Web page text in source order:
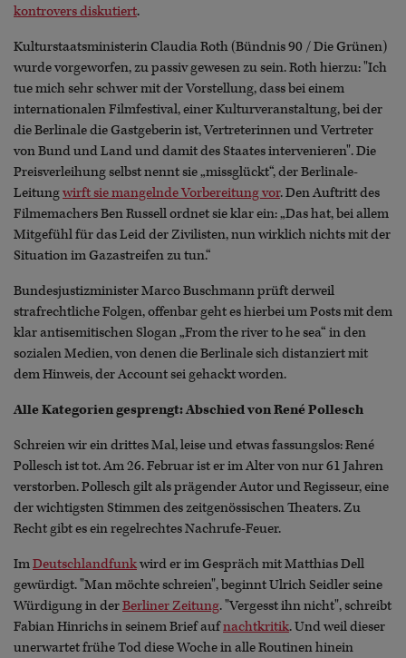
kontrovers diskutiert.
Kulturstaatsministerin Claudia Roth (Bündnis 90 / Die Grünen)
wurde vorgeworfen, zu passiv gewesen zu sein. Roth hierzu: "Ich
tue mich sehr schwer mit der Vorstellung, dass bei einem
internationalen Filmfestival, einer Kulturveranstaltung, bei der
die Berlinale die Gastgeberin ist, Vertreterinnen und Vertreter
von Bund und Land und damit des Staates intervenieren". Die
Preisverleihung selbst nennt sie „missglückt“, der Berlinale-
Leitungwirft sie mangelnde Vorbereitung vor. Den Auftritt des
Filmemachers Ben Russell ordnet sie klar ein: „Das hat, bei allem
Mitgefühl für das Leid der Zivilisten, nun wirklich nichts mit der
Situation im Gazastreifen zu tun.“
Bundesjustizminister Marco Buschmann prüft derweil
strafrechtliche Folgen, offenbar geht es hierbei um Posts mit dem
klar antisemitischen Slogan „From the river to he sea“ in den
sozialen Medien, von denen die Berlinale sich distanziert mit
dem Hinweis, der Account sei gehackt worden.
Alle Kategorien gesprengt: Abschied von René Pollesch
Schreien wir ein drittes Mal, leise und etwas fassungslos: René
Pollesch ist tot.Am 26. Februar ist er im Alter von nur 61 Jahren
verstorben. Pollesch gilt als prägender Autor und Regisseur, eine
der wichtigsten Stimmen des zeitgenössischen Theaters. Zu
Recht gibt es ein regelrechtes Nachrufe-Feuer.
ImDeutschlandfunkwird er im Gespräch mit Matthias Dell
gewürdigt. "Man möchte schreien", beginnt Ulrich Seidler seine
Würdigung in derBerliner Zeitung. "Vergesst ihn nicht", schreibt
Fabian Hinrichs in seinem Brief aufnachtkritik. Und weil dieser
unerwartet frühe Tod diese Woche in alle Routinen hinein